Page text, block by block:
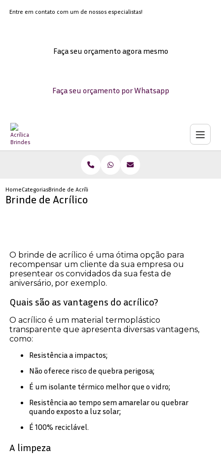
Entre em contato com um de nossos especialistas!
Faça seu orçamento agora mesmo
Faça seu orçamento por Whatsapp
HomeCategoriasBrinde de Acrílico
Brinde de Acrílico
O brinde de acrílico é uma ótima opção para
recompensar um cliente da sua empresa ou
presentear os convidados da sua festa de
aniversário, por exemplo.
Quais são as vantagens do acrílico?
O acrílico é um material termoplástico
transparente que apresenta diversas vantagens,
como:
Resistência a impactos;
Não oferece risco de quebra perigosa;
É um isolante térmico melhor que o vidro;
Resistência ao tempo sem amarelar ou quebrar
quando exposto a luz solar;
É 100% reciclável.
A limpeza